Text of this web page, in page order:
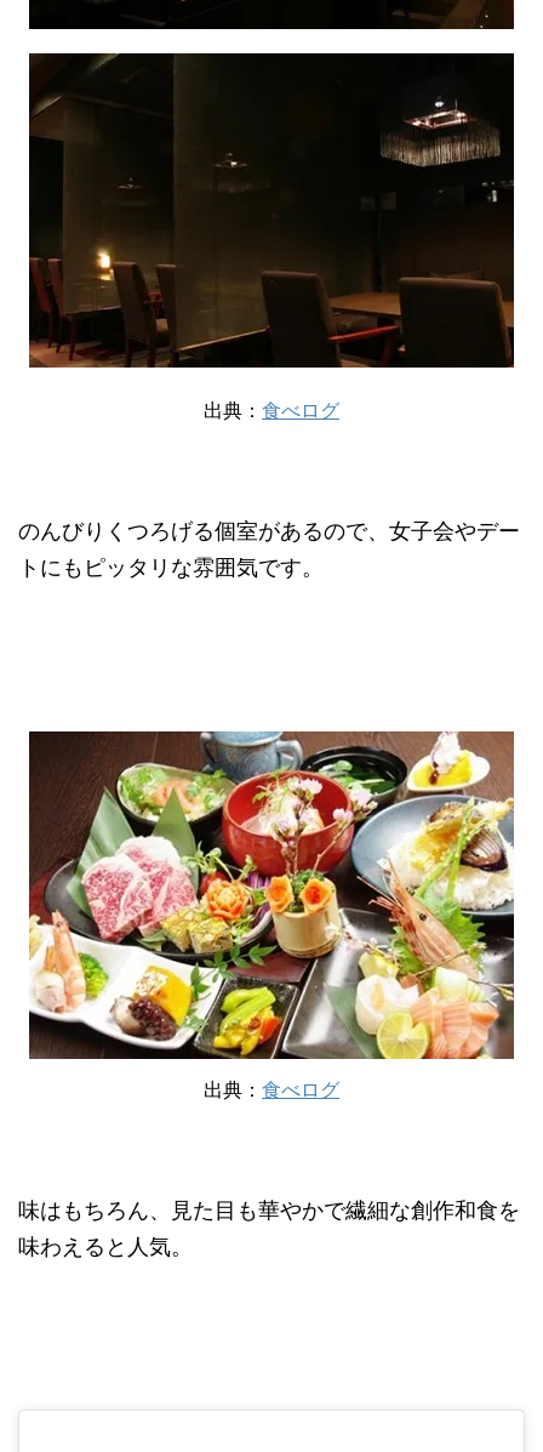
出典： 食べログ
のんびりくつろげる個室があるので、女子会やデー
トにもピッタリな雰囲気です。
出典： 食べログ
味はもちろん、見た目も華やかで繊細な創作和食を
味わえると人気。